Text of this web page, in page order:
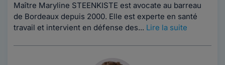
Maître Maryline STEENKISTE est avocate au barreau
de Bordeaux depuis 2000. Elle est experte en santé
travail et intervient en défense des... Lire la suite